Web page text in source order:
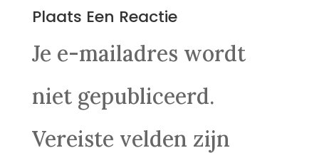
Plaats Een Reactie
Je e-mailadres wordt
niet gepubliceerd.
Vereiste velden zijn